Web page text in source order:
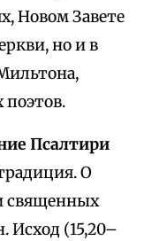
Новом Завете
но и в
поэтов.
Псалтири
О
священных
Исход (15,20–